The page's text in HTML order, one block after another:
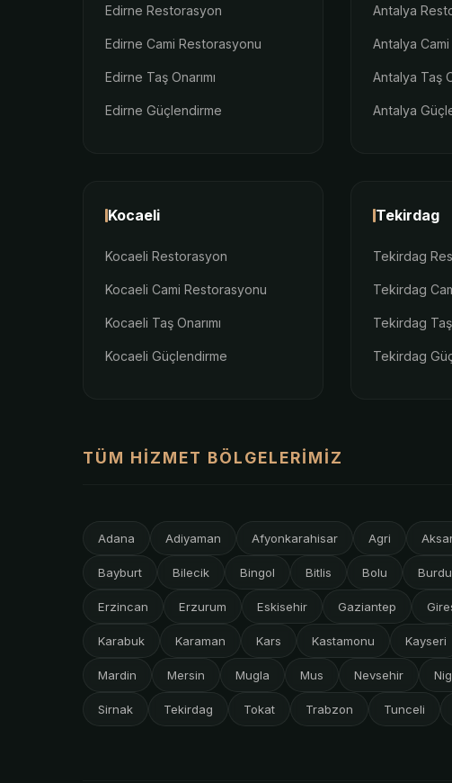
Edirne Restorasyon
Edirne Cami Restorasyonu
Edirne Taş Onarımı
Edirne Güçlendirme
Antalya
Antalya
Antalya Taş
Antalya
Kocaeli
Kocaeli Restorasyon
Kocaeli Cami Restorasyonu
Kocaeli Taş Onarımı
Kocaeli Güçlendirme
Tekirdag
Tekirdag
Tekirdag
Tekirdag Taş
Tekirdag
TÜM HIZMET BÖLGELERIMIZ
Adana Adiyaman Afyonkarahisar Agri
Bayburt Bilecik Bingol Bitlis Bolu
Erzincan Erzurum Eskisehir Gaziantep
Karabuk Karaman Kars Kastamonu Kayseri
Mardin Mersin Mugla Mus Nevsehir
Sirnak Tekirdag Tokat Trabzon Tunceli